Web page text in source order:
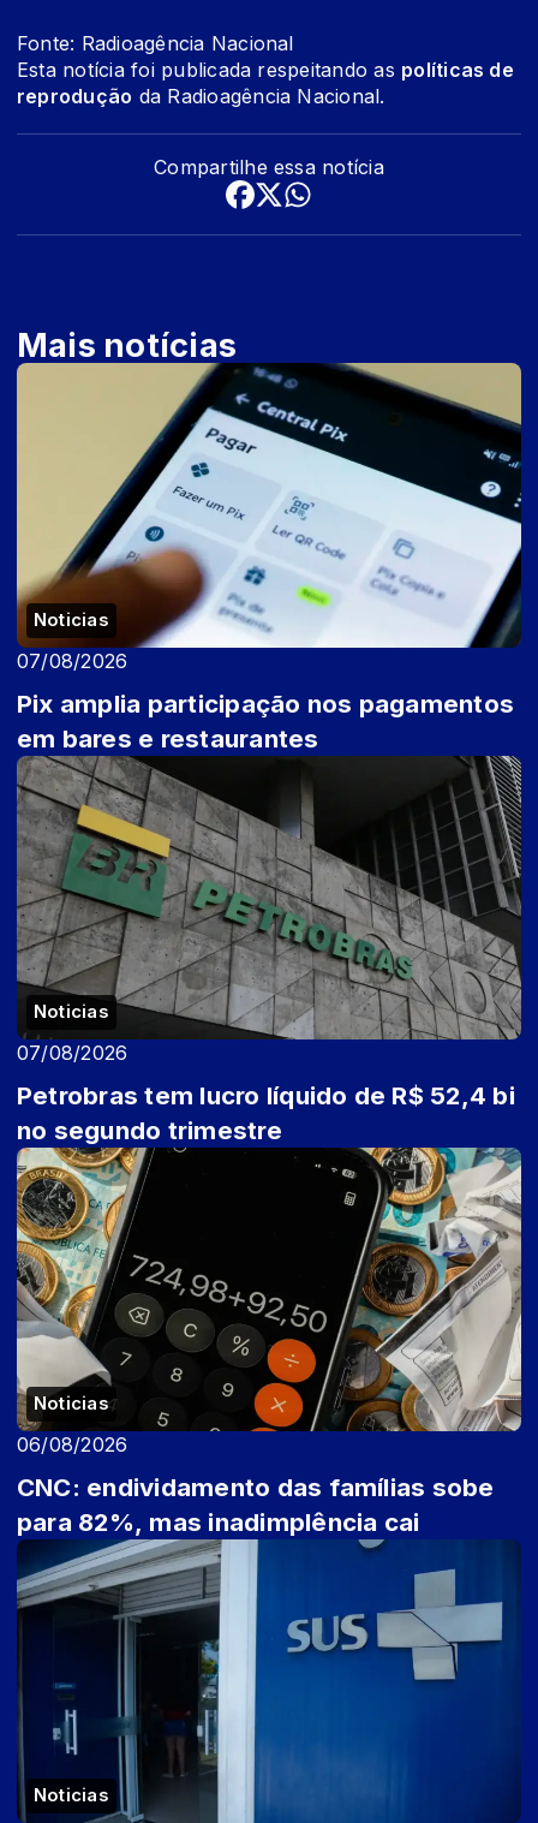
Fonte: Radioagência Nacional
Esta notícia foi publicada respeitando as políticas de
reprodução da Radioagência Nacional.
Compartilhe essa notícia
Mais notícias
Noticias
07/08/2026
Pix amplia participação nos pagamentos
em bares e restaurantes
Noticias
07/08/2026
Petrobras tem lucro líquido de R$ 52,4 bi
no segundo trimestre
Noticias
06/08/2026
CNC: endividamento das famílias sobe
para 82%, mas inadimplência cai
Noticias